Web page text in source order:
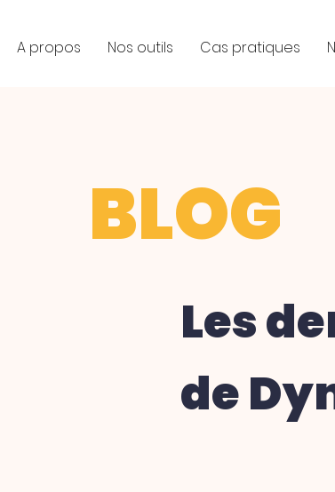
A propos Nos outils Cas pratiques
BLOG
Les
de